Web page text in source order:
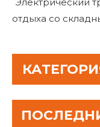
отдыха со